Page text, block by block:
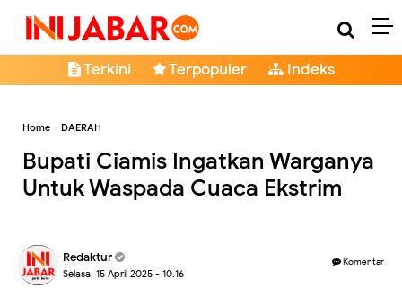
Terkini Terpopuler Indeks
Home » DAERAH
Bupati Ciamis Ingatkan Warganya
Untuk Waspada Cuaca Ekstrim
Redaktur
Selasa, 15 April 2025 - 10.16
Komentar